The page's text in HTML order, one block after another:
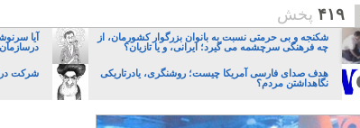
۴۱۹ پخش
شکنجه و بی حرمتی نسبت به بانوان بزرگوار کشورمان، از
چه فرهنگی سرچشمه می گیرد؛ ایرانی، و یا تازیان؟
آیا
هدف صدای فارسی آمریکا چیست؛ روشنگری، یادرتاریکی
نگاهداشتن مردم؟
شرکت